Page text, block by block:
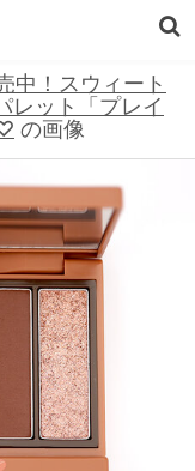
中！スウィート
レット「プレイ
の画像